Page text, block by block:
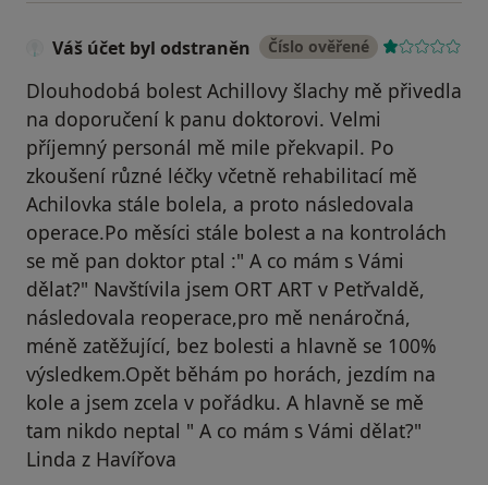
Váš účet byl odstraněn Číslo ověřené
Dlouhodobá bolest Achillovy šlachy mě přivedla
na doporučení k panu doktorovi. Velmi
příjemný personál mě mile překvapil. Po
zkoušení různé léčky včetně rehabilitací mě
Achilovka stále bolela, a proto následovala
operace.Po měsíci stále bolest a na kontrolách
se mě pan doktor ptal :" A co mám s Vámi
dělat?" Navštívila jsem ORT ART v Petřvaldě,
následovala reoperace,pro mě nenáročná,
méně zatěžující, bez bolesti a hlavně se 100%
výsledkem.Opět běhám po horách, jezdím na
kole a jsem zcela v pořádku. A hlavně se mě
tam nikdo neptal " A co mám s Vámi dělat?"
Linda z Havířova